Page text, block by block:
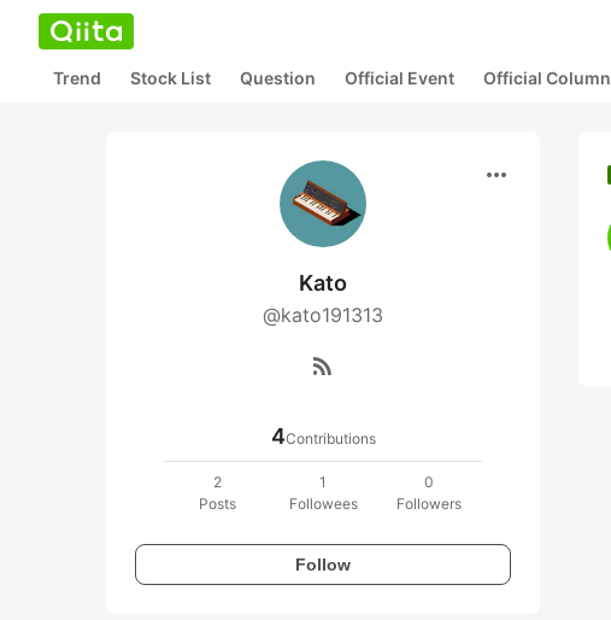
Trend Stock List Question Official Event Official Column
more_horiz
Kato
@kato191313
rss_feed
4Contributions
2
Posts
1
Followees
0
Followers
Follow